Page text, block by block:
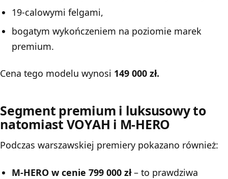
19-calowymi felgami,
bogatym wykończeniem na poziomie marek
premium.
Cena tego modelu wynosi 149 000 zł.
Segment premium i luksusowy to
natomiast VOYAH i M-HERO
Podczas warszawskiej premiery pokazano również:
M-HERO w cenie 799 000 zł– to prawdziwa